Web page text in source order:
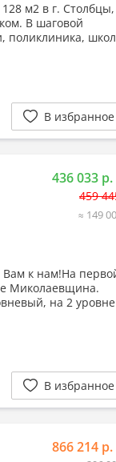
м2 в г. Столбцы,
В шаговой
поликлиника,
В избранное
436 033 р.
459
≈ 149
Вам к нам!На
Миколаевщина.
на 2 уровне
В избранное
866 214 р.